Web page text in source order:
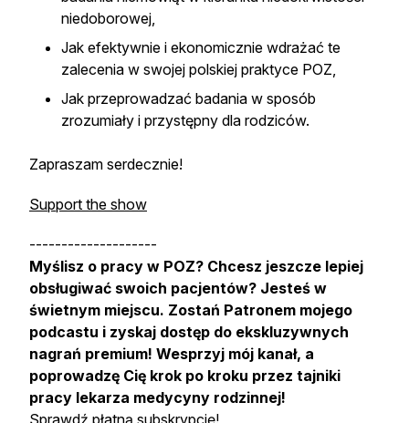
niedoborowej,
Jak efektywnie i ekonomicznie wdrażać te
zalecenia w swojej polskiej praktyce POZ,
Jak przeprowadzać badania w sposób
zrozumiały i przystępny dla rodziców.
Zapraszam serdecznie!
Support the show
--------------------
Myślisz o pracy w POZ? Chcesz jeszcze lepiej
obsługiwać swoich pacjentów? Jesteś w
świetnym miejscu. Zostań Patronem mojego
podcastu i zyskaj dostęp do ekskluzywnych
nagrań premium! Wesprzyj mój kanał, a
poprowadzę Cię krok po kroku przez tajniki
pracy lekarza medycyny rodzinnej!
Sprawdź płatną subskrypcję!